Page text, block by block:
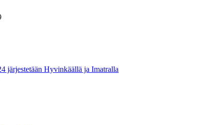
Hyvinkäällä ja Imatralla